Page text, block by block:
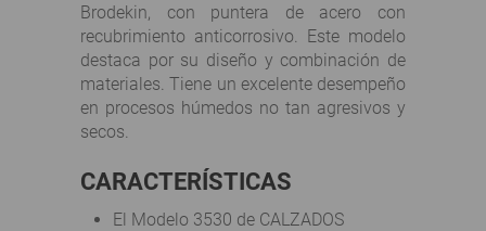
Brodekin, con puntera de acero con
recubrimiento anticorrosivo. Este modelo
destaca por su diseño y combinación de
materiales. Tiene un excelente desempeño
en procesos húmedos no tan agresivos y
secos.
CARACTERÍSTICAS
El Modelo 3530 de CALZADOS